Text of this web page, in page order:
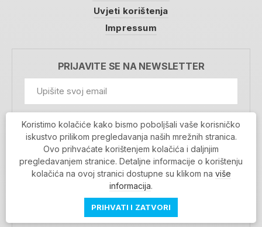
Uvjeti korištenja
Impressum
PRIJAVITE SE NA NEWSLETTER
Prihvaćam da se moji podaci spremaju u bazu
podataka i koriste u svrhu slanja MojaRijeka
newslettera
MOJARIJEKA NEWSLETTER
PRIJAVI SE
Koristimo kolačiće kako bismo poboljšali vaše korisničko
iskustvo prilikom pregledavanja naših mrežnih stranica.
Ovo prihvaćate korištenjem kolačića i daljnjim
pregledavanjem stranice. Detaljne informacije o korištenju
kolačića na ovoj stranici dostupne su klikom na više
informacija.
PRIHVATI I ZATVORI